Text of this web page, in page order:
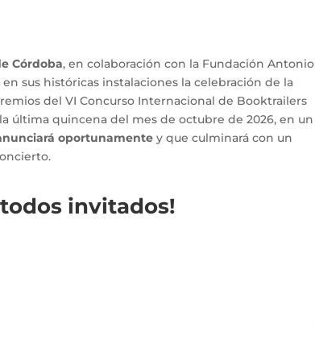
Córdoba, en colaboración con la Fundación Antonio
en sus históricas instalaciones la celebración de la
del VI Concurso Internacional de Booktrailers
última quincena del mes de octubre de 2026, en un
oportunamente y que culminará con un
todos invitados!